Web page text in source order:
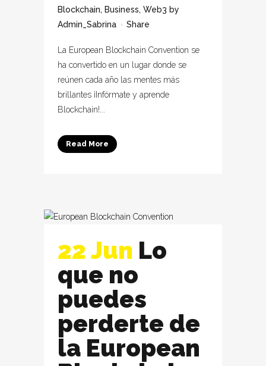
Blockchain, Business, Web3 by
Admin_Sabrina
Share
La European Blockchain Convention se
ha convertido en un lugar donde se
reúnen cada año las mentes más
brillantes ¡Infórmate y aprende
Blockchain!...
Read More
22 Jun Lo
que no
puedes
perderte de
la European